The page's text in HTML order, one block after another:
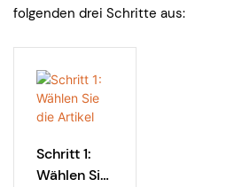
folgenden drei Schritte aus:
Schritt 1:
Wählen Sie